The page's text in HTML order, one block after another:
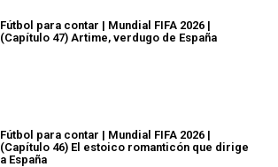
Fútbol para contar | Mundial FIFA 2026 |
(Capítulo 47) Artime, verdugo de España
Fútbol para contar | Mundial FIFA 2026 |
(Capítulo 46) El estoico romanticón que dirige
a España